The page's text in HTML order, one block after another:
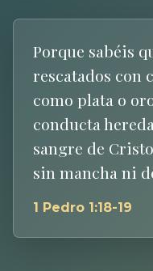
Porque sabéis
rescatados con
como plata o
conducta
sangre de
sin mancha ni
1 Pedro 1:18-19